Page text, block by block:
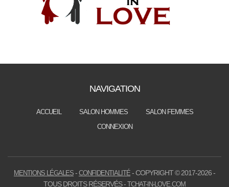
NAVIGATION
ACCUEIL SALON HOMMES
SALON FEMMES
CONNEXION
MENTIONS LÉGALES - CONFIDENTIALITÉ - COPYRIGHT © 2017-2026 -
TOUS DROITS RÉSERVÉS - TCHAT-IN-LOVE.COM